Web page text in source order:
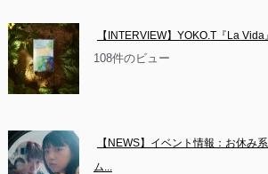
【INTERVIEW】YOKO.T『La Vida』
108件のビュー
【NEWS】イベント情報：お休み
ム...